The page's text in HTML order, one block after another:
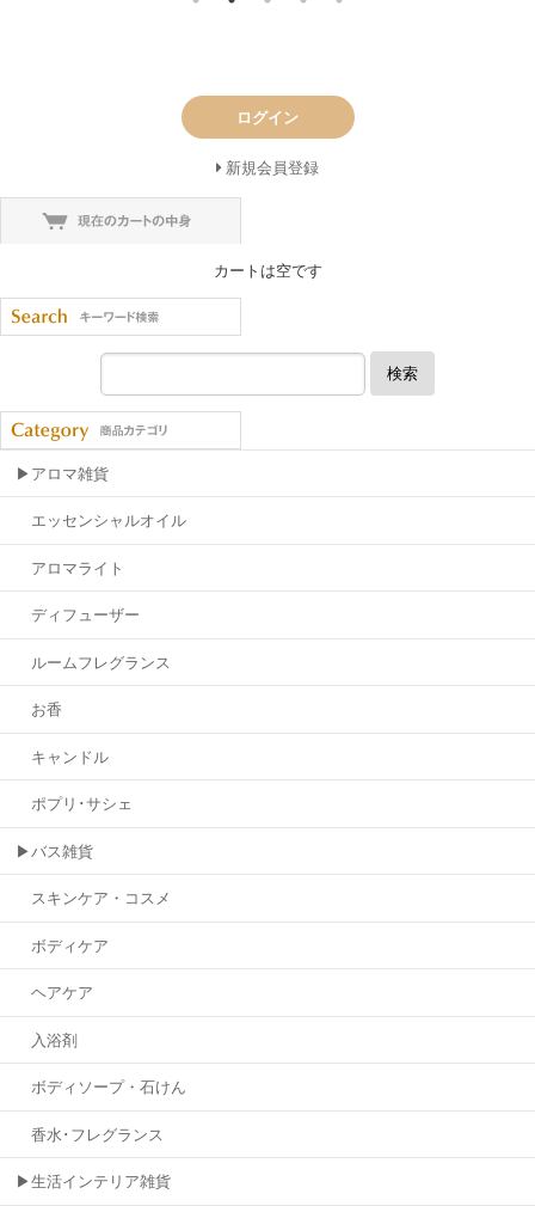
ログイン
新規会員登録
カートは空です
検索
▶アロマ雑貨
エッセンシャルオイル
アロマライト
ディフューザー
ルームフレグランス
お香
キャンドル
ポプリ･サシェ
▶バス雑貨
スキンケア・コスメ
ボディケア
ヘアケア
入浴剤
ボディソープ・石けん
香水･フレグランス
▶生活インテリア雑貨